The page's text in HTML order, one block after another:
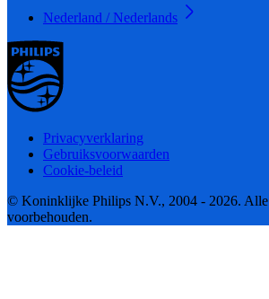
Nederland / Nederlands
Privacyverklaring
Gebruiksvoorwaarden
Cookie-beleid
© Koninklijke Philips N.V., 2004 - 2026. Alle
voorbehouden.